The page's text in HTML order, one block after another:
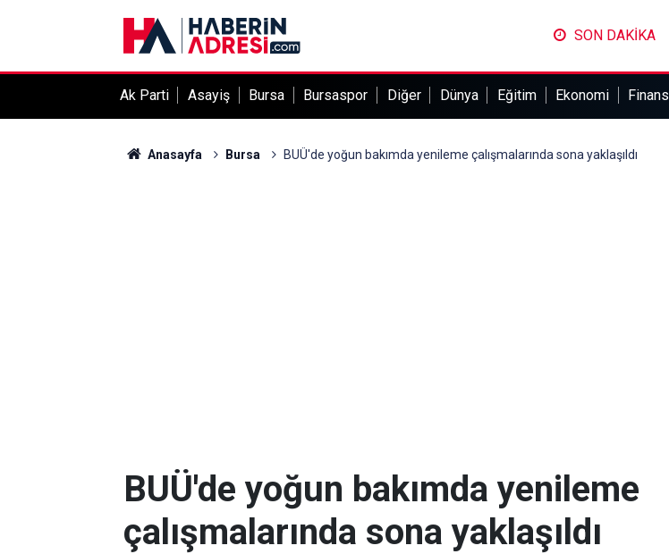
SON DAKİKA
Ak Parti Asayiş Bursa Bursaspor Diğer Dünya Eğitim Ekonomi Finans
Anasayfa Bursa BUÜ'de yoğun bakımda yenileme çalışmalarında sona yaklaşıldı
BUÜ'de yoğun bakımda yenileme
çalışmalarında sona yaklaşıldı